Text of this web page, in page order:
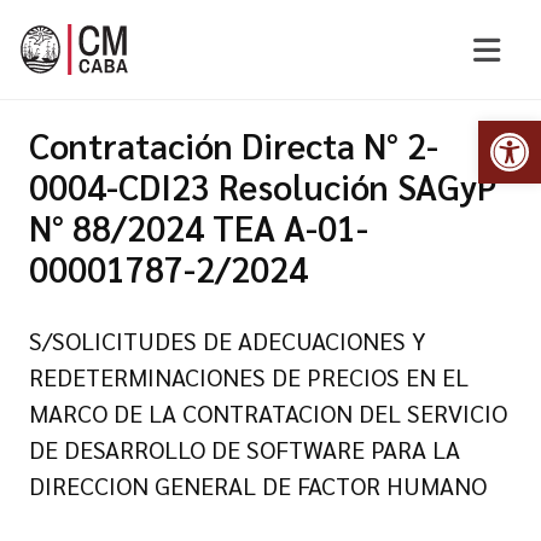
Contratación Directa N° 2-
0004-CDI23 Resolución SAGyP
N° 88/2024 TEA A-01-
00001787-2/2024
S/SOLICITUDES DE ADECUACIONES Y
REDETERMINACIONES DE PRECIOS EN EL
MARCO DE LA CONTRATACION DEL SERVICIO
DE DESARROLLO DE SOFTWARE PARA LA
DIRECCION GENERAL DE FACTOR HUMANO